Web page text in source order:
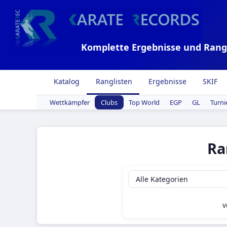
Komplette Ergebnisse und
Katalog Ranglisten Ergebnisse SKIF
Wettkämpfer Clubs Top World EGP GL